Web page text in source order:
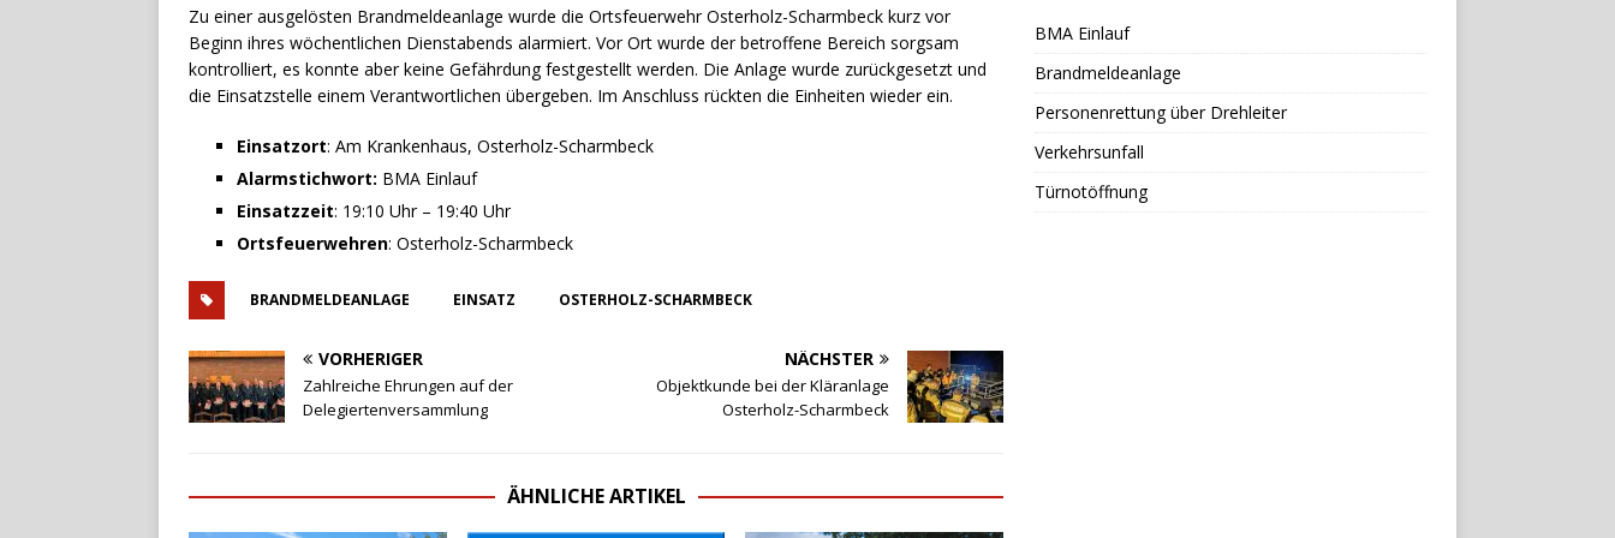
Zu einer ausgelösten Brandmeldeanlage wurde die Ortsfeuerwehr Osterholz-Scharmbeck kurz vor
Beginn ihres wöchentlichen Dienstabends alarmiert. Vor Ort wurde der betroffene Bereich sorgsam
kontrolliert, es konnte aber keine Gefährdung festgestellt werden. Die Anlage wurde zurückgesetzt und
die Einsatzstelle einem Verantwortlichen übergeben. Im Anschluss rückten die Einheiten wieder ein.
Einsatzort: Am Krankenhaus, Osterholz-Scharmbeck
Alarmstichwort: BMA Einlauf
Einsatzzeit: 19:10 Uhr – 19:40 Uhr
Ortsfeuerwehren: Osterholz-Scharmbeck
BRANDMELDEANLAGE EINSATZ OSTERHOLZ-SCHARMBECK
VORHERIGER
Zahlreiche Ehrungen auf der
Delegiertenversammlung
NÄCHSTER
Objektkunde bei der Kläranlage
Osterholz-Scharmbeck
ÄHNLICHE ARTIKEL
BMA Einlauf
Brandmeldeanlage
Personenrettung über Drehleiter
Verkehrsunfall
Türnotöffnung